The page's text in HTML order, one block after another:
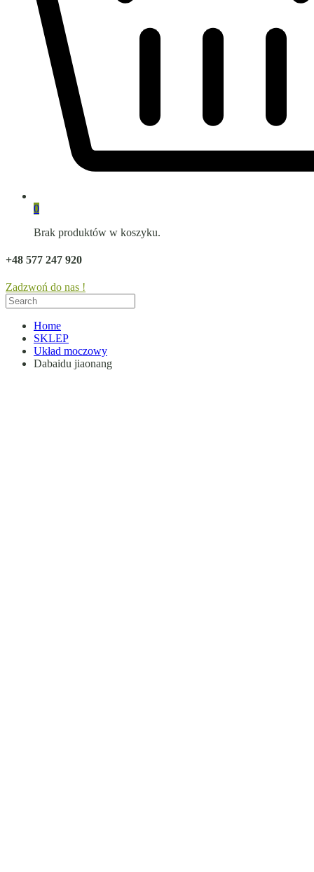
0
Brak produktów w koszyku.
+48 577 247 920
Zadzwoń do nas !
Home
SKLEP
Układ moczowy
Dabaidu jiaonang